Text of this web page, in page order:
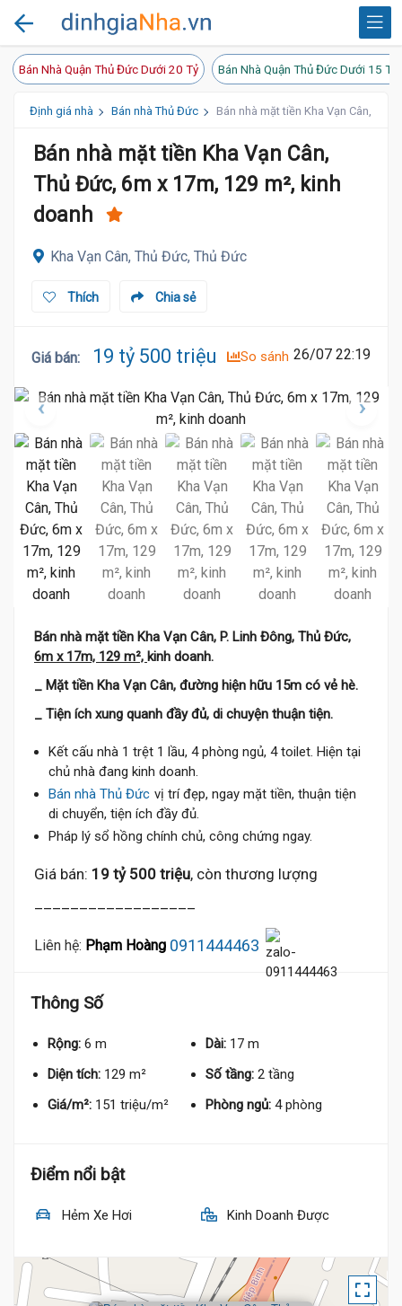
Bán Nhà Quận Thủ Đức Dưới 20 Tỷ Bán Nhà Quận Thủ Đức Dưới 15 Tỷ
Định giá nhà Bán nhà Thủ Đức Bán nhà mặt tiền Kha Vạn Cân,
Bán nhà mặt tiền Kha Vạn Cân,
Thủ Đức, 6m x 17m, 129 m², kinh
doanh
Kha Vạn Cân, Thủ Đức, Thủ Đức
Chia sẻ
Thích
Giá bán: 19 tỷ 500 triệu So sánh 26/07 22:19
Bán nhà mặt tiền Kha Vạn Cân, P. Linh Đông, Thủ Đức,
6m x 17m, 129 m², kinh doanh.
_ Mặt tiền Kha Vạn Cân, đường hiện hữu 15m có vẻ hè.
_ Tiện ích xung quanh đầy đủ, di chuyện thuận tiện.
Kết cấu nhà 1 trệt 1 lầu, 4 phòng ngủ, 4 toilet. Hiện tại
chủ nhà đang kinh doanh.
Bán nhà Thủ Đức vị trí đẹp, ngay mặt tiền, thuận tiện
di chuyển, tiện ích đầy đủ.
Pháp lý sổ hồng chính chủ, công chứng ngay.
Giá bán: 19 tỷ 500 triệu, còn thương lượng
Liên hệ: Phạm Hoàng 0911444463
Thông Số
Rộng: 6 m Dài: 17 m
Diện tích: 129 m² Số tầng: 2 tầng
Giá/m²: 151 triệu/m² Phòng ngủ: 4 phòng
Điểm nổi bật
Hẻm Xe Hơi Kinh Doanh Được